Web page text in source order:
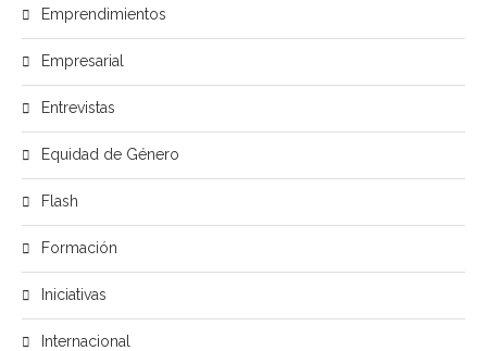
Emprendimientos
Empresarial
Entrevistas
Equidad de Género
Flash
Formación
Iniciativas
Internacional